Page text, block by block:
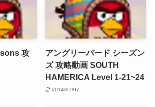
攻
アングリーバード シーズン
ズ 攻略動画 SOUTH
HAMERICA Level 1-21~24
2014/07/07